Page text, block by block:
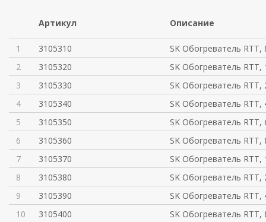
Артикул Описание
1 3105310
SK Обогреватель RTT,
2
3105320
SK Обогреватель RTT,
3
3105330
SK Обогреватель RTT,
4
3105340
SK Обогреватель RTT,
5
3105350
SK Обогреватель RTT,
6
3105360
SK Обогреватель RTT,
7
3105370
SK Обогреватель RTT,
8
3105380
SK Обогреватель RTT,
9
3105390
SK Обогреватель RTT,
10
3105400
SK Обогреватель RTT,